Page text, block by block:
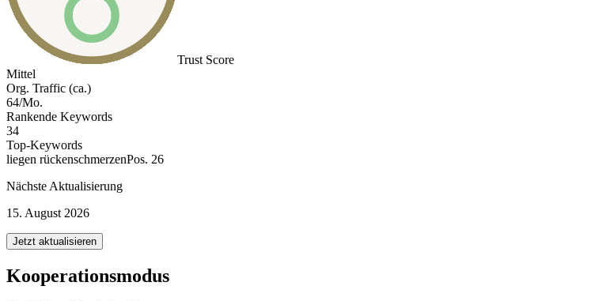
Trust Score
Mittel
Org. Traffic (ca.)
64/Mo.
Rankende Keywords
34
Top-Keywords
liegen rückenschmerzenPos. 26
Nächste Aktualisierung
15. August 2026
Jetzt aktualisieren
Kooperationsmodus